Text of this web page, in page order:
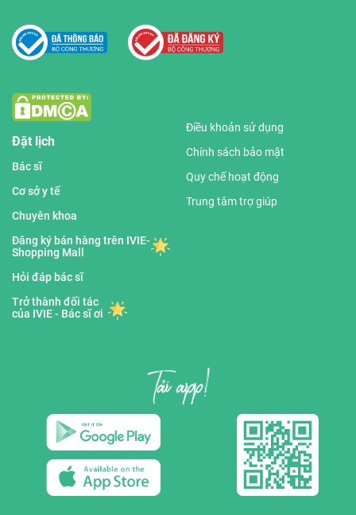
Đặt lịch
Bác sĩ
Cơ sở y tế
Chuyên khoa
Đăng ký bán hàng trên IVIE-
Shopping Mall
Hỏi đáp bác sĩ
Trở thành đối tác
của IVIE - Bác sĩ ơi
Điều khoản sử dụng
Chính sách bảo mật
Quy chế hoạt động
Trung tâm trợ giúp